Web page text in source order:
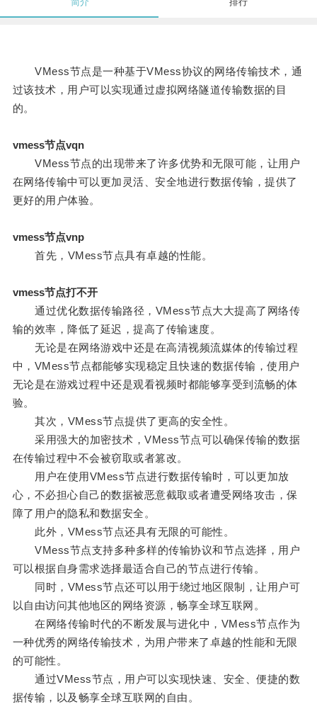
VMess节点是一种基于VMess协议的网络传输技术，通
过该技术，用户可以实现通过虚拟网络隧道传输数据的目
的。
vmess节点vqn
VMess节点的出现带来了许多优势和无限可能，让用户
在网络传输中可以更加灵活、安全地进行数据传输，提供了
更好的用户体验。
vmess节点vnp
首先，VMess节点具有卓越的性能。
vmess节点打不开
通过优化数据传输路径，VMess节点大大提高了网络传
输的效率，降低了延迟，提高了传输速度。
无论是在网络游戏中还是在高清视频流媒体的传输过程
中，VMess节点都能够实现稳定且快速的数据传输，使用户
无论是在游戏过程中还是观看视频时都能够享受到流畅的体
验。
其次，VMess节点提供了更高的安全性。
采用强大的加密技术，VMess节点可以确保传输的数据
在传输过程中不会被窃取或者篡改。
用户在使用VMess节点进行数据传输时，可以更加放
心，不必担心自己的数据被恶意截取或者遭受网络攻击，保
障了用户的隐私和数据安全。
此外，VMess节点还具有无限的可能性。
VMess节点支持多种多样的传输协议和节点选择，用户
可以根据自身需求选择最适合自己的节点进行传输。
同时，VMess节点还可以用于绕过地区限制，让用户可
以自由访问其他地区的网络资源，畅享全球互联网。
在网络传输时代的不断发展与进化中，VMess节点作为
一种优秀的网络传输技术，为用户带来了卓越的性能和无限
的可能性。
通过VMess节点，用户可以实现快速、安全、便捷的数
据传输，以及畅享全球互联网的自由。